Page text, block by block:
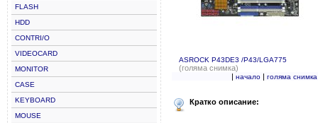
FLASH
HDD
CONTRI/O
VIDEOCARD
MONITOR
CASE
KEYBOARD
MOUSE
ASROCK P43DE3 /P43/LGA775
(голяма снимка)
| начало| голяма снимка
Кратко описание: